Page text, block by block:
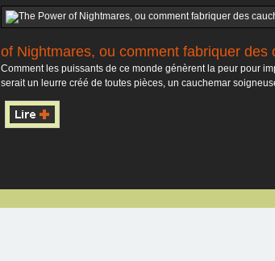
of Nightmares, ou comment fabriquer des
Comment les puissants de ce monde génèrent la peur pour
serait un leurre créé de toutes pièces, un cauchemar